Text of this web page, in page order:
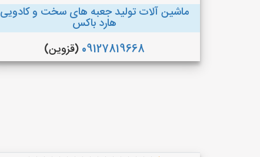
ماشین آلات تولید جعبه های سخت و کادویی
هارد باکس
09127819668 (قزوین)